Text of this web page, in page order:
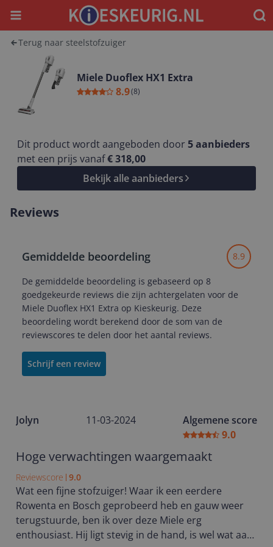
Menu
Terug naar steelstofzuiger
Miele Duoflex HX1 Extra
8.9(8)
Dit product wordt aangeboden door5aanbieders
met een prijs vanaf€ 318,00
Bekijk alle aanbieders
Reviews
Gemiddelde beoordeling 8.9
De gemiddelde beoordeling is gebaseerd op 8
goedgekeurde reviews die zijn achtergelaten voor de
Miele Duoflex HX1 Extra op Kieskeurig. Deze
beoordeling wordt berekend door de som van de
reviewscores te delen door het aantal reviews.
Schrijf een review
Jolyn 11-03-2024
Algemene score
9.0
Hoge verwachtingen waargemaakt
Reviewscore 9.0
Wat een fijne stofzuiger! Waar ik een eerdere
Rowenta en Bosch geprobeerd heb en gauw weer
terugstuurde, ben ik over deze Miele erg
enthousiast. Hij ligt stevig in de hand, is wel wat aan